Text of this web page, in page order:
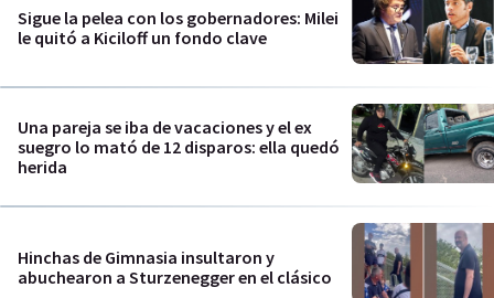
Sigue la pelea con los gobernadores: Milei
le quitó a Kiciloff un fondo clave
Una pareja se iba de vacaciones y el ex
suegro lo mató de 12 disparos: ella quedó
herida
Hinchas de Gimnasia insultaron y
abuchearon a Sturzenegger en el clásico